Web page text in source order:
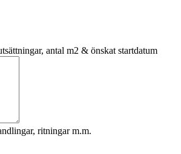
antal m2 & önskat startdatum
ritningar m.m.